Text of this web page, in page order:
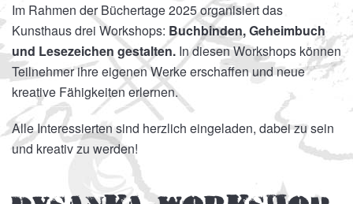
Im Rahmen der Büchertage 2025 organisiert das
Kunsthaus drei Workshops: Buchbinden, Geheimbuch
und Lesezeichen gestalten. In diesen Workshops können
Teilnehmer ihre eigenen Werke erschaffen und neue
kreative Fähigkeiten erlernen.
Alle Interessierten sind herzlich eingeladen, dabei zu sein
und kreativ zu werden!